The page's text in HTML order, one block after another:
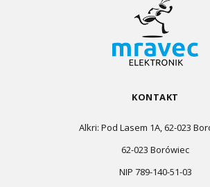
KONTAKT
Alkri: Pod Lasem 1A, 62-023
62-023 Borówiec
NIP 789-140-51-03